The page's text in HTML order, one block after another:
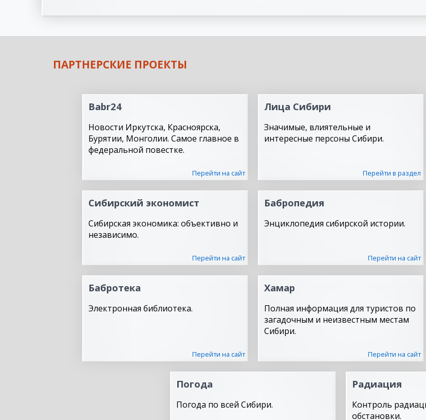
ПАРТНЕРСКИЕ ПРОЕКТЫ
Babr24
Новости Иркутска, Красноярска,
Бурятии, Монголии. Самое главное в
федеральной повестке.
Перейти на сайт
Лица Сибири
Значимые, влиятельные и
интересные персоны Сибири.
Перейти в раздел
Сибирский экономист
Сибирская экономика: объективно и
независимо.
Перейти на сайт
Бабропедия
Энциклопедия сибирской истории.
Перейти на сайт
Бабротека
Электронная библиотека.
Перейти на сайт
Хамар
Полная информация для туристов по
загадочным и неизвестным местам
Сибири.
Перейти на сайт
Погода
Погода по всей Сибири.
Радиация
Контроль
обстановки.